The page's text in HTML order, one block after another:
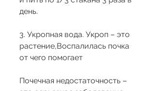
день.
3. Укропная вода. Укроп – это
растение,Воспалилась почка
от чего помогает
Почечная недостаточность –